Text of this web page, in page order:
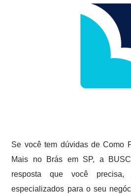
Se você tem dúvidas de Como
Mais no Brás em SP, a
resposta que você precisa,
especializados para o seu